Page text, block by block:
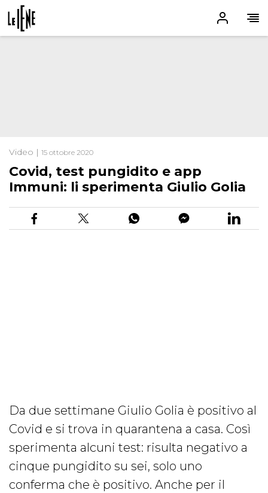
Video | 15 ottobre 2020
Covid, test pungidito e app
Immuni: li sperimenta Giulio Golia
Da due settimane Giulio Golia è positivo al
Covid e si trova in quarantena a casa. Così
sperimenta alcuni test: risulta negativo a
cinque pungidito su sei, solo uno
conferma che è positivo. Anche per il